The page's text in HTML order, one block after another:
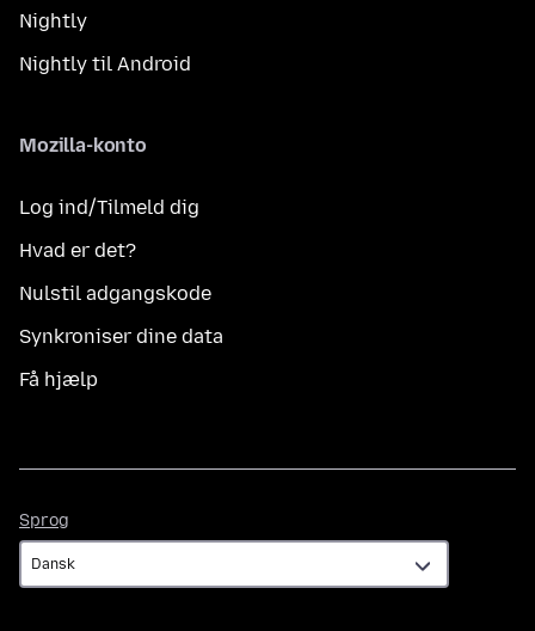
Nightly
Nightly til Android
Mozilla-konto
Log ind/Tilmeld dig
Hvad er det?
Nulstil adgangskode
Synkroniser dine data
Få hjælp
Sprog